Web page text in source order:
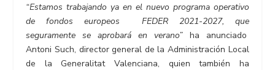
“Estamos trabajando ya en el nuevo programa operativo
de fondos europeos FEDER 2021-2027, que
seguramente se aprobará en verano”ha anunciado
Antoni Such, director general de la Administración Local
de la Generalitat Valenciana, quien también ha